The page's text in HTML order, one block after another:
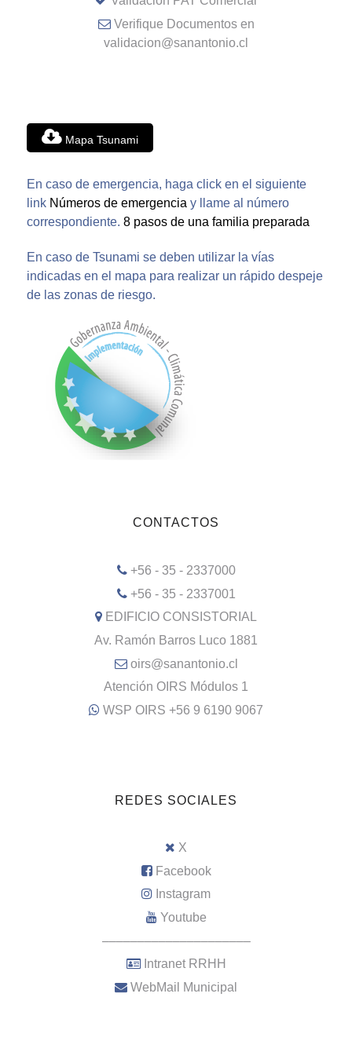
Verifique Documentos en
validacion@sanantonio.cl
Mapa Tsunami
En caso de emergencia, haga click en el siguiente
link Números de emergencia y llame al número
correspondiente. 8 pasos de una familia preparada
En caso de Tsunami se deben utilizar la vías
indicadas en el mapa para realizar un rápido despeje
de las zonas de riesgo.
CONTACTOS
+56 - 35 - 2337000
+56 - 35 - 2337001
EDIFICIO CONSISTORIAL
Av. Ramón Barros Luco 1881
oirs@sanantonio.cl
Atención OIRS Módulos 1
WSP OIRS +56 9 6190 9067
REDES SOCIALES
X
Facebook
Instagram
Youtube
–––––––––––––––––––––
Intranet RRHH
WebMail Municipal